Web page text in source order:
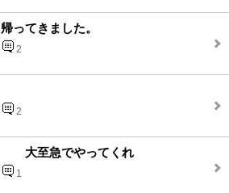
ってきました。
2
2
大至急でやってくれ
1